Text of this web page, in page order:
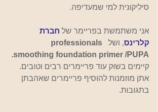
סיליקונית למי שמעדיפה.
אני משתמשת בפריימר של חברת
קלרינס, ושל
professionals
smoothing foundation primer /PUPA.
קיימים בשוק עוד פריימרים רבים וטובים.
אתן מוזמנות להוסיף פריימרים שאהבתן
בתגובות.